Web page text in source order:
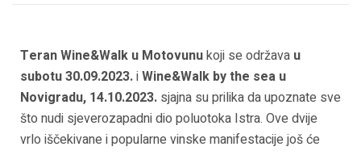
Teran Wine&Walk u Motovunukoji se održava u
subotu 30.09.2023.iWine&Walk by the sea u
Novigradu, 14.10.2023. sjajna su prilika da upoznate sve
što nudi sjeverozapadni dio poluotoka Istra. Ove dvije
vrlo iščekivane i popularne vinske manifestacije još će